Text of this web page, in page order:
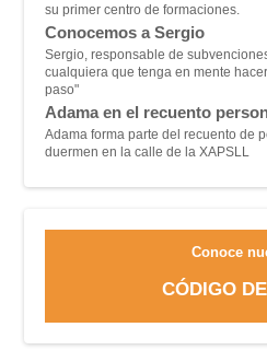
su primer centro de formaciones.
Conocemos a Sergio
Sergio, responsable de
cualquiera que tenga en mente
paso"
Adama en el recuento
Adama forma parte del recuento de
duermen en la calle de la XAPSLL
Conoce
CÓDIGO